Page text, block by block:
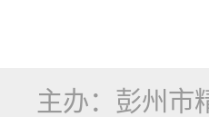
主办：彭州